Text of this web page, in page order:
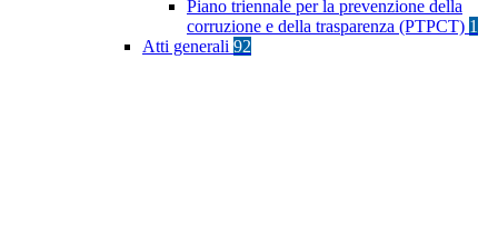
Piano triennale per la prevenzione della
corruzione e della trasparenza (PTPCT) 1
Atti generali 92